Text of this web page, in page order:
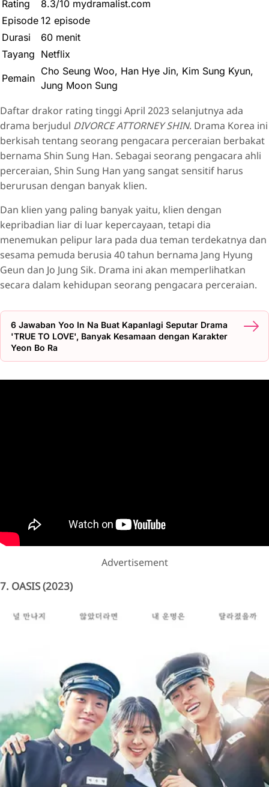
Rating
8.3/10 mydramalist.com
Episode 12 episode
Durasi
60 menit
Tayang Netflix
Pemain
Cho Seung Woo, Han Hye Jin, Kim Sung Kyun,
Jung Moon Sung
Daftar drakor rating tinggi April 2023 selanjutnya ada
drama berjudul DIVORCE ATTORNEY SHIN. Drama Korea ini
berkisah tentang seorang pengacara perceraian berbakat
bernama Shin Sung Han. Sebagai seorang pengacara ahli
perceraian, Shin Sung Han yang sangat sensitif harus
berurusan dengan banyak klien.
Dan klien yang paling banyak yaitu, klien dengan
kepribadian liar di luar kepercayaan, tetapi dia
menemukan pelipur lara pada dua teman terdekatnya dan
sesama pemuda berusia 40 tahun bernama Jang Hyung
Geun dan Jo Jung Sik. Drama ini akan memperlihatkan
secara dalam kehidupan seorang pengacara perceraian.
6 Jawaban Yoo In Na Buat Kapanlagi Seputar Drama
'TRUE TO LOVE', Banyak Kesamaan dengan Karakter
Yeon Bo Ra
Advertisement
7. OASIS (2023)